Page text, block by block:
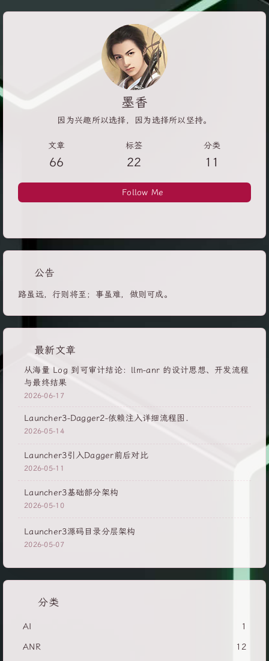
on the command line | Android Developers Navigate a
Systrace report | Android...
墨香
因为兴趣所以选择，因为选择所以坚持。
文章
66
标签
22
分类
11
Follow Me
公告
路虽远，行则将至；事虽难，做则可成。
最新文章
从海量 Log 到可审计结论：llm-anr 的设计思想、开发流程
与最终结果
2026-06-17
Launcher3-Dagger2-依赖注入详细流程图.
2026-05-14
Launcher3引入Dagger前后对比
2026-05-11
Launcher3基础部分架构
2026-05-10
Launcher3源码目录分层架构
2026-05-07
分类
AI
1
ANR
12